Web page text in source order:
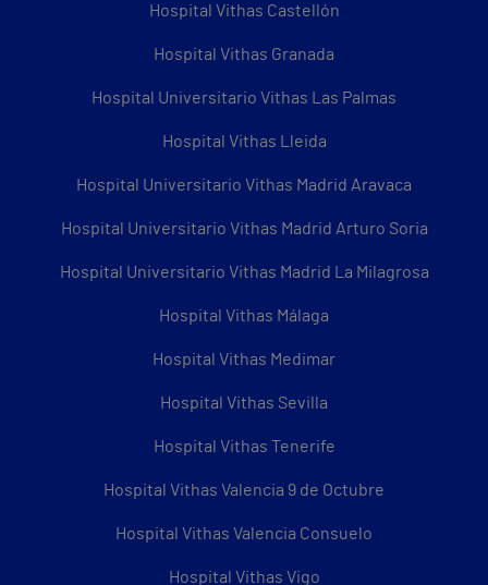
Hospital Vithas Castellón
Hospital Vithas Granada
Hospital Universitario Vithas Las Palmas
Hospital Vithas Lleida
Hospital Universitario Vithas Madrid Aravaca
Hospital Universitario Vithas Madrid Arturo Soria
Hospital Universitario Vithas Madrid La Milagrosa
Hospital Vithas Málaga
Hospital Vithas Medimar
Hospital Vithas Sevilla
Hospital Vithas Tenerife
Hospital Vithas Valencia 9 de Octubre
Hospital Vithas Valencia Consuelo
Hospital Vithas Vigo